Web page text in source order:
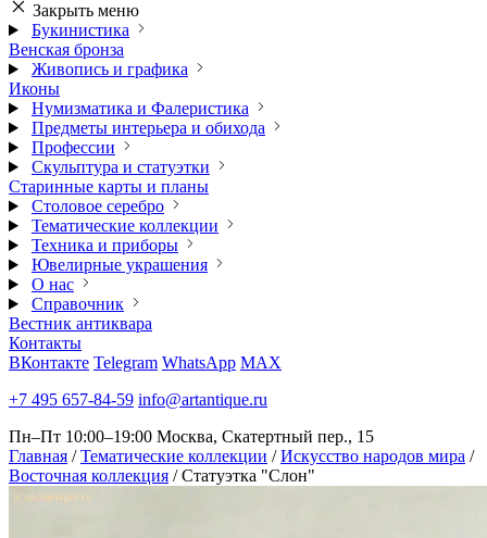
Закрыть меню
Букинистика
Венская бронза
Живопись и графика
Иконы
Нумизматика и Фалеристика
Предметы интерьера и обихода
Профессии
Скульптура и статуэтки
Старинные карты и планы
Столовое серебро
Тематические коллекции
Техника и приборы
Ювелирные украшения
О нас
Справочник
Вестник антиквара
Контакты
ВКонтакте Telegram WhatsApp MAX
+7 495 657-84-59 info@artantique.ru
Пн–Пт 10:00–19:00 Москва, Скатертный пер., 15
Главная / Тематические коллекции / Искусство народов мира /
Восточная коллекция / Статуэтка "Слон"